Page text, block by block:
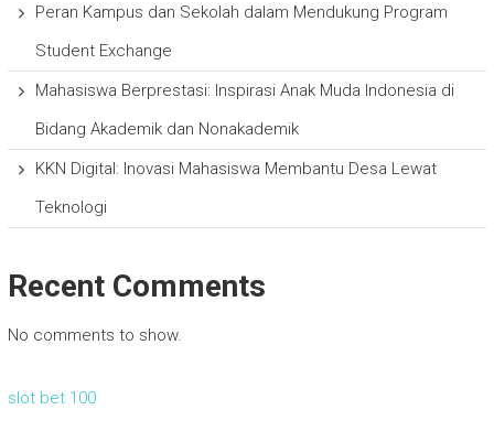
Peran Kampus dan Sekolah dalam Mendukung Program
Student Exchange
Mahasiswa Berprestasi: Inspirasi Anak Muda Indonesia di
Bidang Akademik dan Nonakademik
KKN Digital: Inovasi Mahasiswa Membantu Desa Lewat
Teknologi
Recent Comments
No comments to show.
slot bet 100